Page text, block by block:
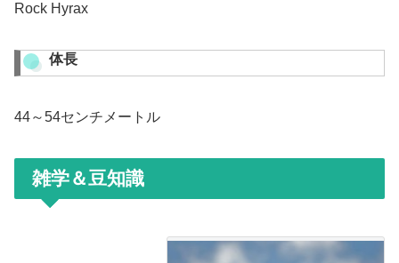
Rock Hyrax
体長
44～54センチメートル
雑学＆豆知識